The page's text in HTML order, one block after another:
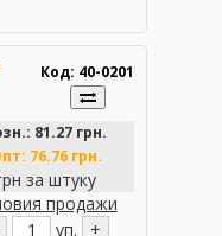
Код: 40-0201
81.27 грн.
76.76 грн.
за штуку
продажи
уп. +